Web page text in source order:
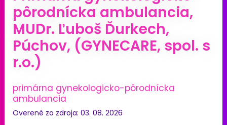
pôrodnícka ambulancia,
MUDr. Ľuboš Ďurkech,
Púchov, (GYNECARE, spol. s
r.o.)
primárna gynekologicko-pôrodnícka
ambulancia
Overené zo zdroja: 03. 08. 2026